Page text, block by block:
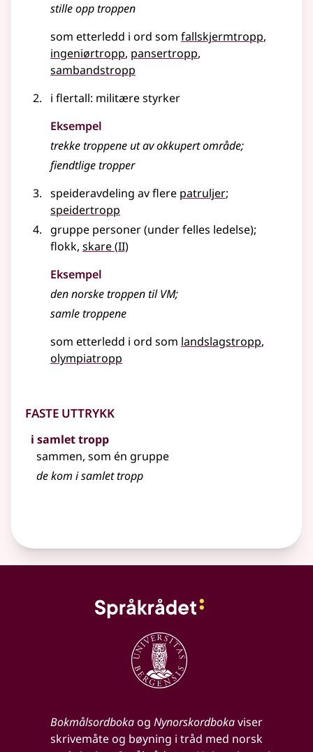
stille opp troppen
som etterledd i ord som fallskjermtropp
ingeniørtropp pansertropp
sambandstropp
i flertall: militære styrker
Eksempel
trekketroppene ut av okkupert område;
fiendtlige tropper
speideravdeling av flere patruljer;
speidertropp
gruppe personer (under felles ledelse);
flokk, skare(2
II)
Eksempel
den norsketroppentil VM;
samle troppene
som etterledd i ord som landslagstropp
olympiatropp
Faste uttrykk
i samlet tropp
sammen, som én gruppe
de kom i samlet tropp
Bokmålsordbokaog Nynorskordbokaviser
skrivemåte og bøyning i tråd med norsk